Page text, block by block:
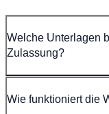
Welche Unterlagen
Zulassung?
Wie funktioniert die